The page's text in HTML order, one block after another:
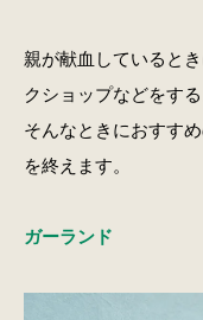
親が献血していると
クショップなどをす
そんなときにおすす
を終えます。
ガーランド